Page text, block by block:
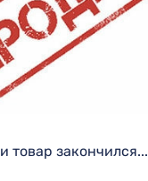
товар закончился...